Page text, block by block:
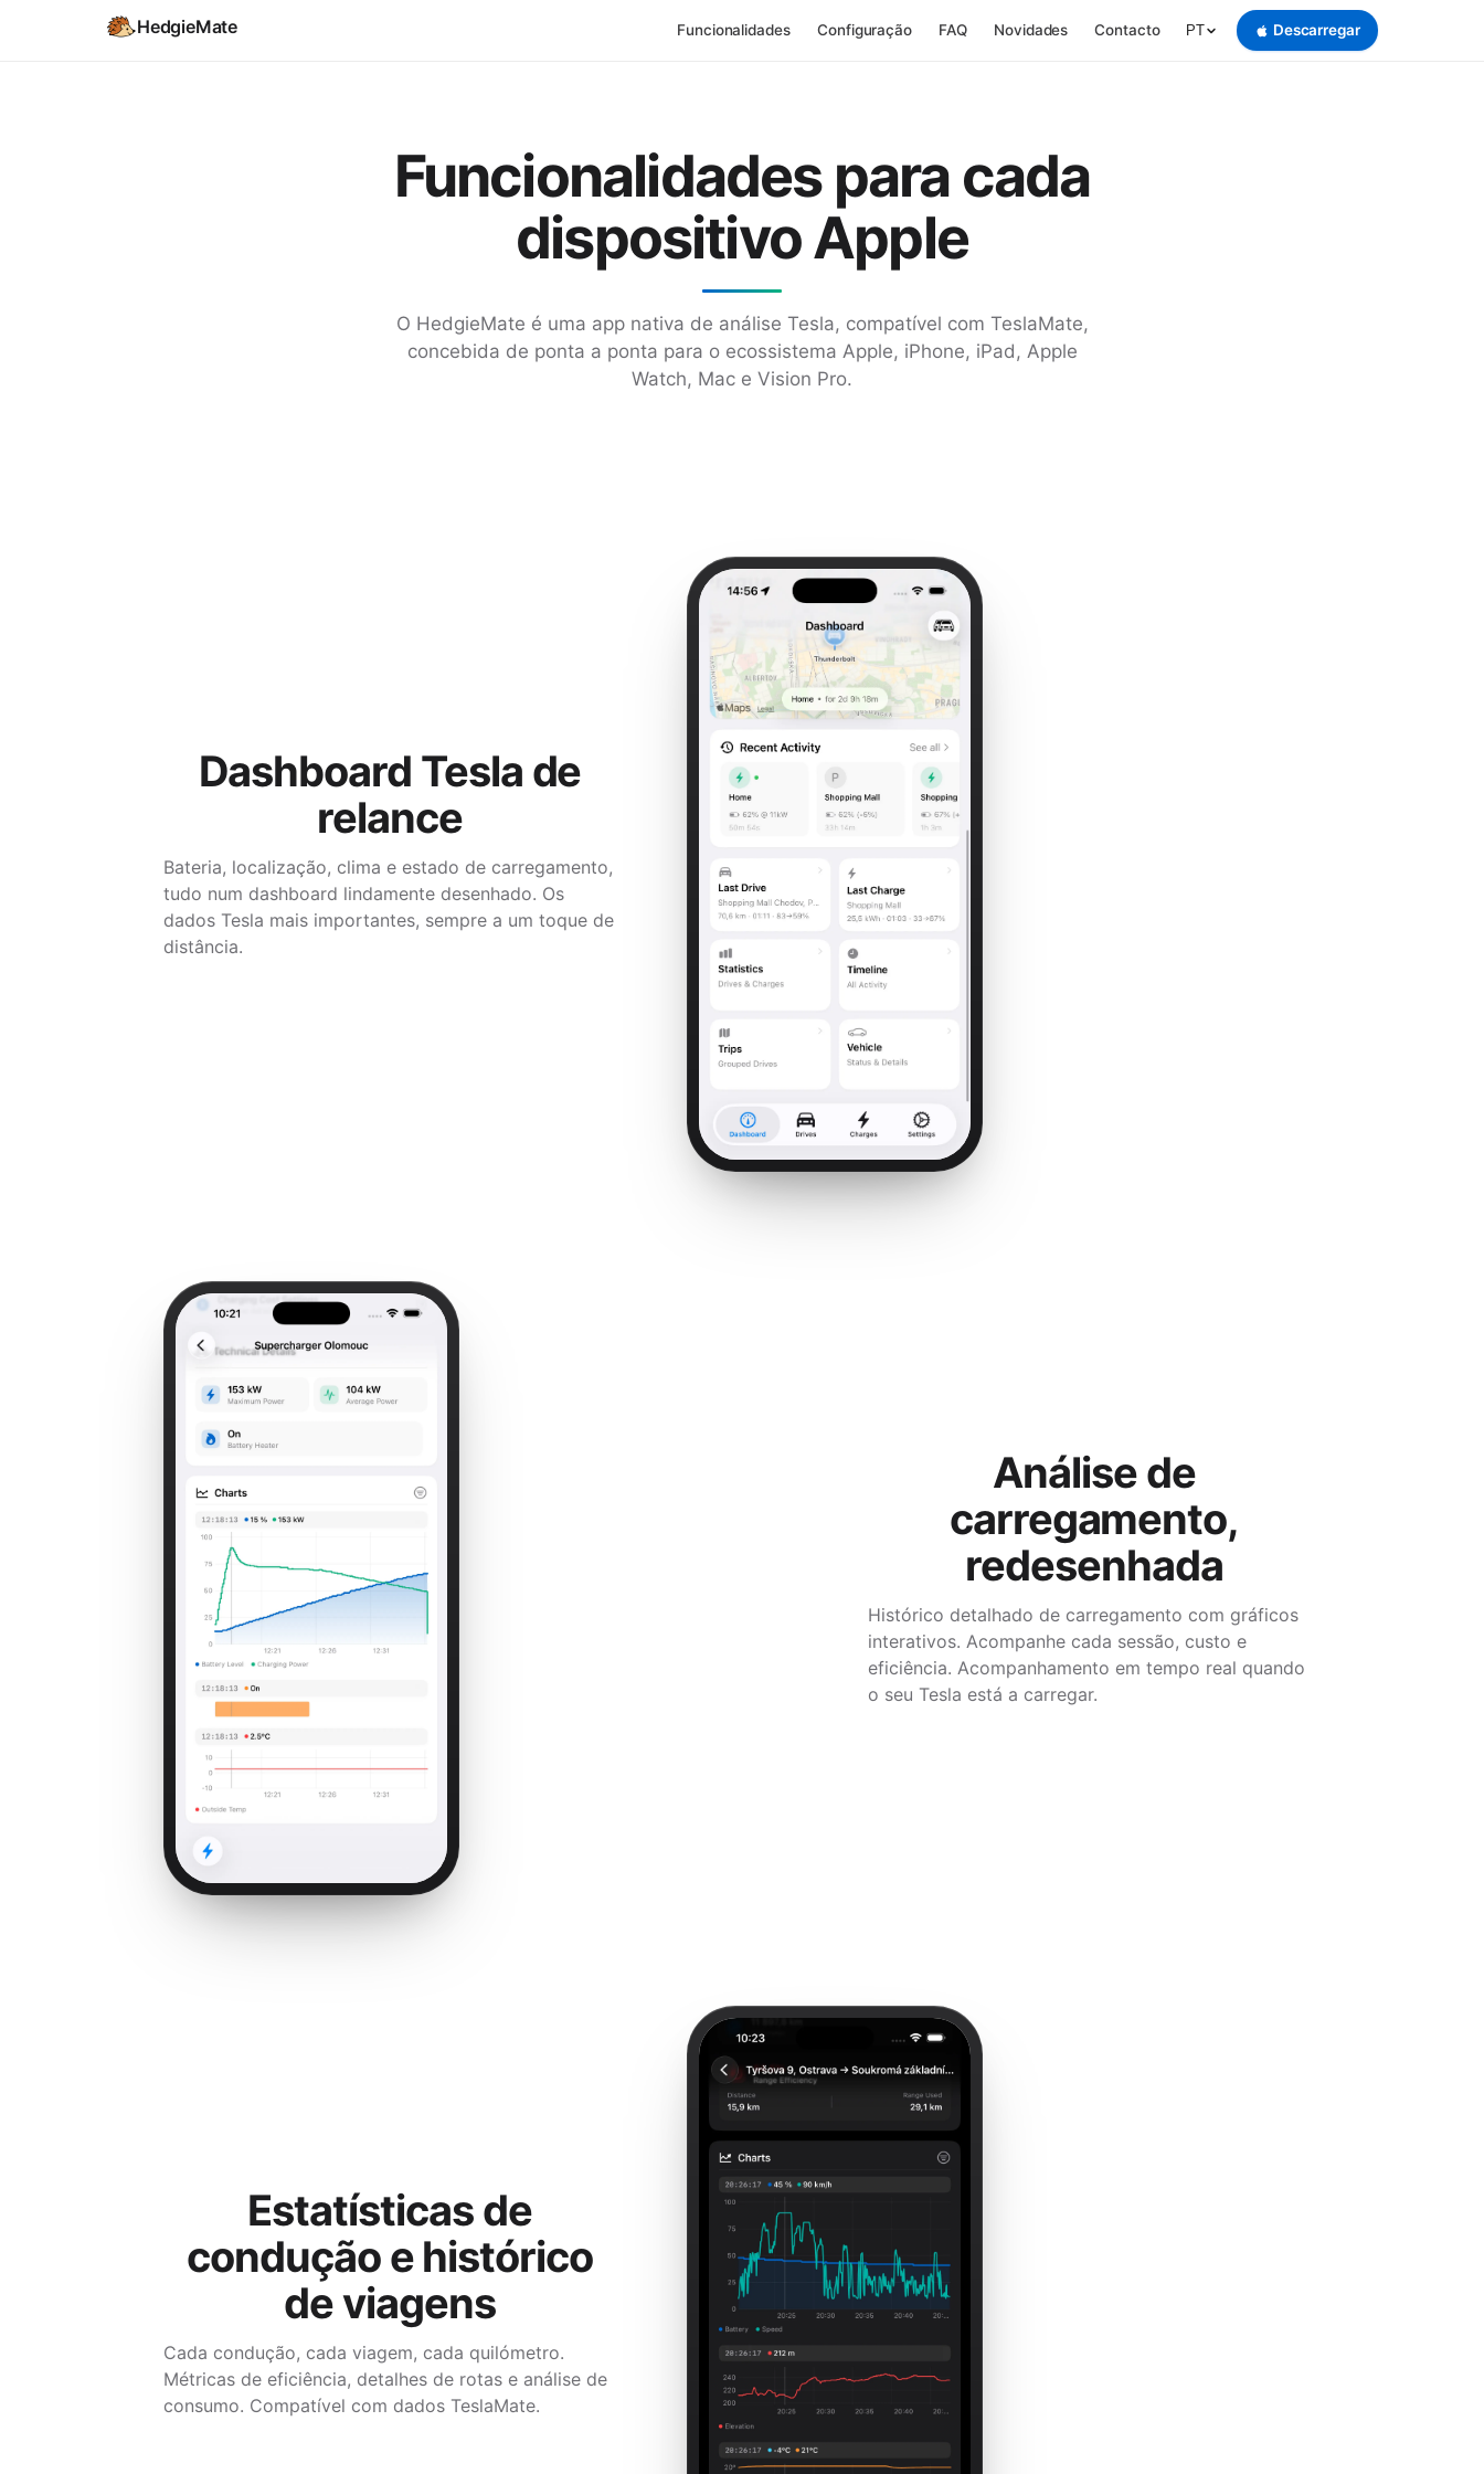
HedgieMate Funcionalidades Configuração FAQ Novidades Contacto PT Descarregar
Funcionalidades para cada
dispositivo Apple
O HedgieMate é uma app nativa de análise Tesla, compatível com TeslaMate,
concebida de ponta a ponta para o ecossistema Apple, iPhone, iPad, Apple
Watch, Mac e Vision Pro.
Dashboard Tesla de
relance
Bateria, localização, clima e estado de carregamento,
tudo num dashboard lindamente desenhado. Os
dados Tesla mais importantes, sempre a um toque de
distância.
Análise de
carregamento,
redesenhada
Histórico detalhado de carregamento com gráficos
interativos. Acompanhe cada sessão, custo e
eficiência. Acompanhamento em tempo real quando
o seu Tesla está a carregar.
Estatísticas de
condução e histórico
de viagens
Cada condução, cada viagem, cada quilómetro.
Métricas de eficiência, detalhes de rotas e análise de
consumo. Compatível com dados TeslaMate.